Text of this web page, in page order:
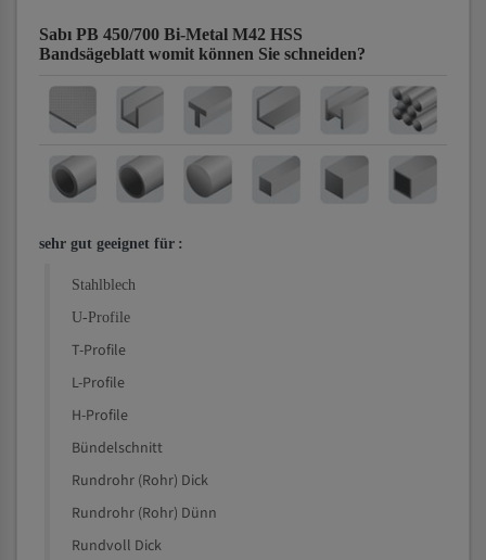
Sabı PB 450/700 Bi-Metal M42 HSS
Bandsägeblatt womit können Sie schneiden?
sehr gut geeignet für :
Stahlblech
U-Profile
T-Profile
L-Profile
H-Profile
Bündelschnitt
Rundrohr (Rohr) Dick
Rundrohr (Rohr) Dünn
Rundvoll Dick